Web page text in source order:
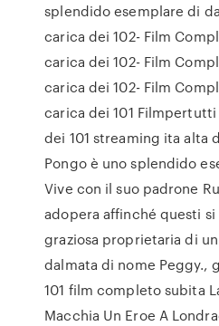
splendido esemplare di
carica dei 102- Film
carica dei 102- Film
carica dei 102- Film
carica dei 101
dei 101 streaming ita alta
Pongo è uno splendido
Vive con il suo padrone
adopera affinché questi
graziosa proprietaria di
dalmata di nome Peggy.,
101 film completo subita
Macchia Un Eroe A